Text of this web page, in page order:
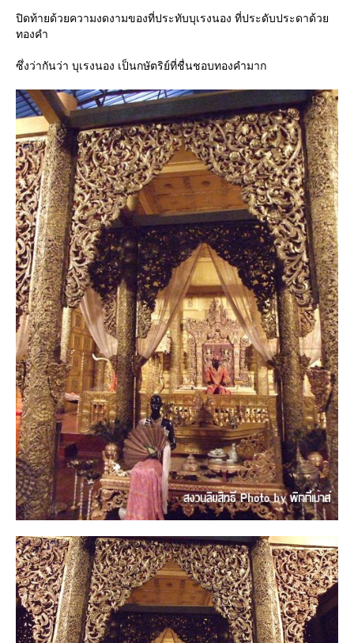
ปิดท้ายด้วยความงดงามของที่ประทับบุเรงนอง ที่ประดับประดาด้วย
ทองคำ
ซึ่งว่ากันว่า บุเรงนอง เป็นกษัตริย์ที่ชื่นชอบทองคำมาก